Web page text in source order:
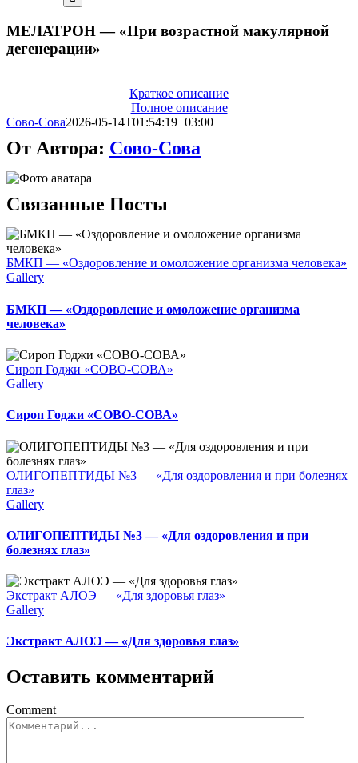
МЕЛАТРОН — «При возрастной макулярной
дегенерации»
Краткое описание
Полное описание
Сово-Сова2026-05-14T01:54:19+03:00
От Автора: Сово-Сова
Связанные Посты
БМКП — «Оздоровление и омоложение организма человека»
Gallery
БМКП — «Оздоровление и омоложение организма
человека»
Сироп Годжи «СОВО-СОВА»
Gallery
Сироп Годжи «СОВО-СОВА»
ОЛИГОПЕПТИДЫ №3 — «Для оздоровления и при болезнях
глаз»
Gallery
ОЛИГОПЕПТИДЫ №3 — «Для оздоровления и при
болезнях глаз»
Экстракт АЛОЭ — «Для здоровья глаз»
Gallery
Экстракт АЛОЭ — «Для здоровья глаз»
Оставить комментарий
Comment